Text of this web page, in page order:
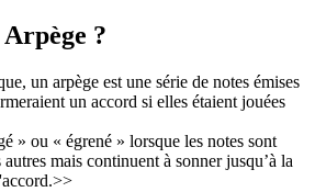
?
un arpège est une série de notes émises
un accord si elles étaient jouées
» ou « égrené » lorsque les notes sont
autres mais continuent à sonner jusqu’à la